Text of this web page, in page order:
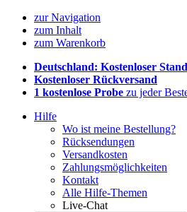
zur Navigation
zum Inhalt
zum Warenkorb
Deutschland: Kostenloser
Kostenloser Rückversand
1 kostenlose Probe zu jeder
Hilfe
Wo ist meine Bestellung?
Rücksendungen
Versandkosten
Zahlungsmöglichkeiten
Kontakt
Alle Hilfe-Themen
Live-Chat